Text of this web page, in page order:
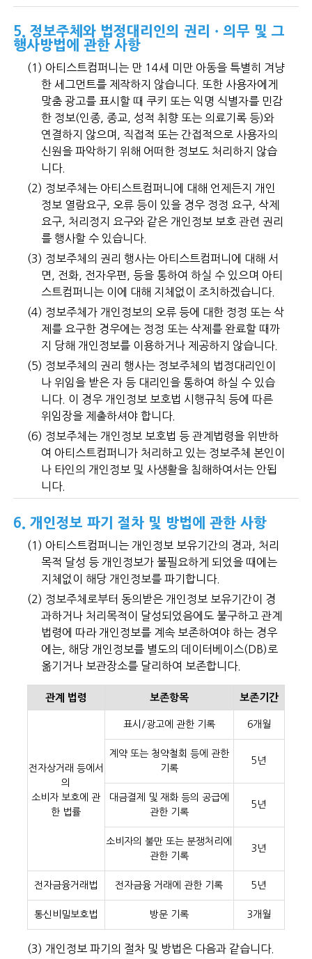
5. 정보주체와 법정대리인의 권리ㆍ의무 및 그
행사방법에 관한 사항
(1) 아티스트컴퍼니는 만 14세 미만 아동을 특별히 겨냥
한 세그먼트를 제작하지 않습니다. 또한 사용자에게
맞춤 광고를 표시할 때 쿠키 또는 익명 식별자를 민감
한 정보(인종, 종교, 성적 취향 또는 의료기록 등)와
연결하지 않으며, 직접적 또는 간접적으로 사용자의
신원을 파악하기 위해 어떠한 정보도 처리하지 않습
니다.
(2) 정보주체는 아티스트컴퍼니에 대해 언제든지 개인
정보 열람요구, 오류 등이 있을 경우 정정 요구, 삭제
요구, 처리정지 요구와 같은 개인정보 보호 관련 권리
를 행사할 수 있습니다.
(3) 정보주체의 권리 행사는 아티스트컴퍼니에 대해 서
면, 전화, 전자우편, 등을 통하여 하실 수 있으며 아티
스트컴퍼니는 이에 대해 지체없이 조치하겠습니다.
(4) 정보주체가 개인정보의 오류 등에 대한 정정 또는 삭
제를 요구한 경우에는 정정 또는 삭제를 완료할 때까
지 당해 개인정보를 이용하거나 제공하지 않습니다.
(5) 정보주체의 권리 행사는 정보주체의 법정대리인이
나 위임을 받은 자 등 대리인을 통하여 하실 수 있습
니다. 이 경우 개인정보 보호법 시행규칙 등에 따른
위임장을 제출하셔야 합니다.
(6) 정보주체는 개인정보 보호법 등 관계법령을 위반하
여 아티스트컴퍼니가 처리하고 있는 정보주체 본인이
나 타인의 개인정보 및 사생활을 침해하여서는 안됩
니다.
6. 개인정보 파기 절차 및 방법에 관한 사항
(1) 아티스트컴퍼니는 개인정보 보유기간의 경과, 처리
목적 달성 등 개인정보가 불필요하게 되었을 때에는
지체없이 해당 개인정보를 파기합니다.
(2) 정보주체로부터 동의받은 개인정보 보유기간이 경
과하거나 처리목적이 달성되었음에도 불구하고 관계
법령에 따라 개인정보를 계속 보존하여야 하는 경우
에는, 해당 개인정보를 별도의 데이터베이스(DB)로
옮기거나 보관장소를 달리하여 보존합니다.
관계 법령 보존항목 보존기간
전자상거래 등에서
의
소비자 보호에 관
한 법률
표시/광고에 관한 기록 6개월
계약 또는 청약철회 등에 관한
기록
5년
대금결제 및 재화 등의 공급에
관한 기록
5년
소비자의 불만 또는 분쟁처리에
관한 기록
3년
전자금융거래법 전자금융 거래에 관한 기록 5년
통신비밀보호법 방문 기록 3개월
(3) 개인정보 파기의 절차 및 방법은 다음과 같습니다.